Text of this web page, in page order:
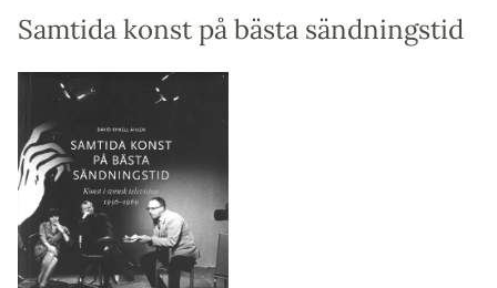
Samtida konst på bästa sändningstid